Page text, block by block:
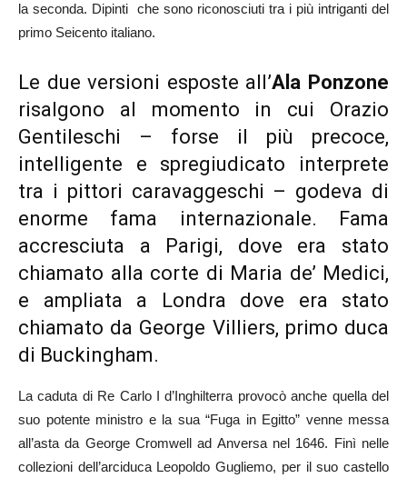
la seconda. Dipinti che sono riconosciuti tra i più intriganti del
primo Seicento italiano.
Le due versioni esposte all’Ala Ponzone
risalgono al momento in cui Orazio
Gentileschi – forse il più precoce,
intelligente e spregiudicato interprete
tra i pittori caravaggeschi – godeva di
enorme fama internazionale. Fama
accresciuta a Parigi, dove era stato
chiamato alla corte di Maria de’ Medici,
e ampliata a Londra dove era stato
chiamato da George Villiers, primo duca
di Buckingham.
La caduta di Re Carlo I d’Inghilterra provocò anche quella del
suo potente ministro e la sua “Fuga in Egitto” venne messa
all’asta da George Cromwell ad Anversa nel 1646. Finì nelle
collezioni dell’arciduca Leopoldo Gugliemo, per il suo castello